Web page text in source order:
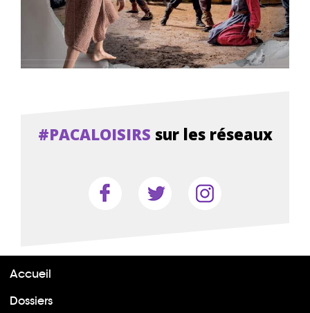
#PACALOISIRS sur les réseaux
Accueil
Dossiers